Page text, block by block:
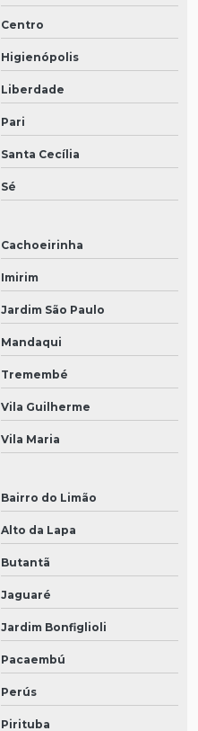
Centro
Higienópolis
Liberdade
Pari
Santa Cecília
Sé
Cachoeirinha
Imirim
Jardim São Paulo
Mandaqui
Tremembé
Vila Guilherme
Vila Maria
Bairro do Limão
Alto da Lapa
Butantã
Jaguaré
Jardim Bonfiglioli
Pacaembú
Perús
Pirituba